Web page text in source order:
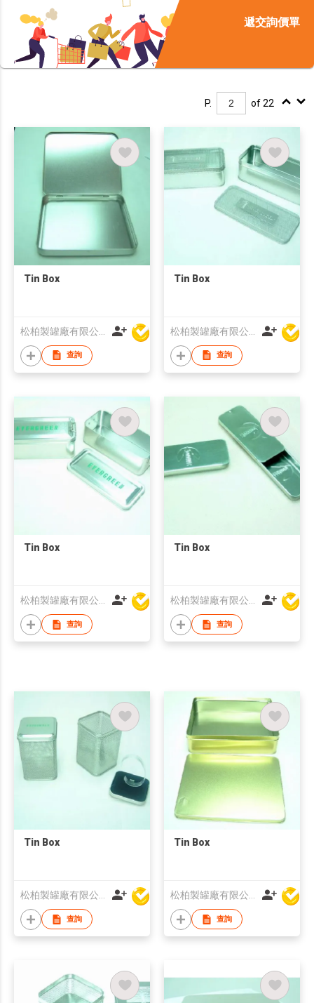
遞交詢價單
P. of 22
Tin Box
查詢
Tin Box
查詢
Tin Box
查詢
Tin Box
查詢
Tin Box
查詢
Tin Box
查詢